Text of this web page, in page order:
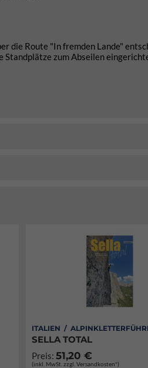
die Route "In fremden Lande"
Standplätze zum Abseilen
ITALIEN /
SELLA TOTAL
Preis:51,20 €
(inkl. MwSt. zzgl. Versandkosten*)